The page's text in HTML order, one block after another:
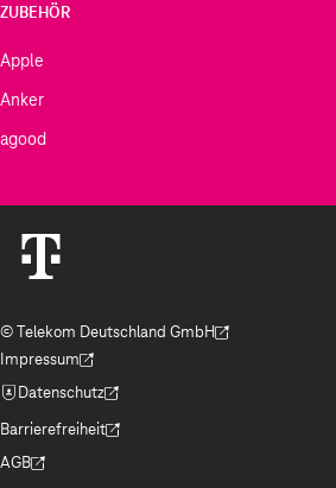
ZUBEHÖR
Apple
Anker
agood
© Telekom Deutschland GmbH
(Der Link wird in einem neuen Tab geöffnet)
Impressum
(Der Link wird in einem neuen Tab geöffnet)
Datenschutz
(Der Link wird in einem neuen Tab geöffnet)
Barrierefreiheit
(Der Link wird in einem neuen Tab geöffnet)
AGB
(Der Link wird in einem neuen Tab geöffnet)